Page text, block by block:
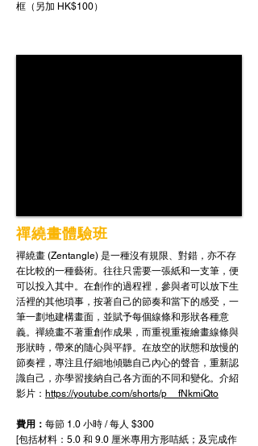
框（另加 HK$100）
禪繞畫體驗班
禪繞畫 (Zentangle) 是一種沒有規限、對錯，亦不存
在比較的一種藝術。往往只需要一張紙和一支筆，便
可以投入其中。在創作的過程裡，參與者可以放下生
活裡的其他瑣事，按著自己的節奏和當下的感受，一
筆一劃地建構畫面，並賦予每個線條和形狀各種意
義。禪繞畫不著重創作成果，而重視重複繪畫線條與
形狀時，帶來的隨心與平靜。在放空的狀態和放慢的
節奏裡，專注且仔細地傾聽自己內心的聲音，重新認
識自己，亦學習接納自己各方面的不同和變化。介紹
影片： https://youtube.com/shorts/p__fNkmiQto
費用： 每節 1.0 小時 / 每人 $300
[包括材料： 5.0 和 9.0 厘米專用方形咭紙；及完成作